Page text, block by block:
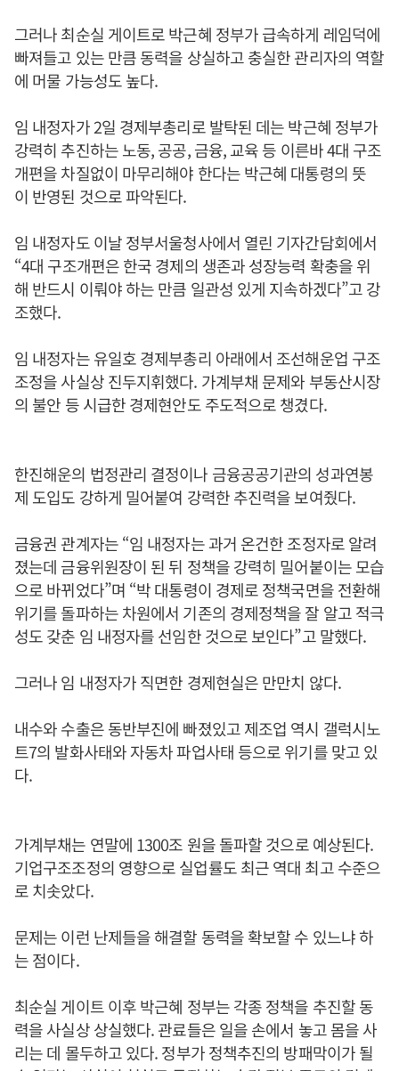
그러나 최순실 게이트로 박근혜 정부가 급속하게 레임덕에
빠져들고 있는 만큼 동력을 상실하고 충실한 관리자의 역할
에 머물 가능성도 높다.
임 내정자가 2일 경제부총리로 발탁된 데는 박근혜 정부가
강력히 추진하는 노동, 공공, 금융, 교육 등 이른바 4대 구조
개편을 차질없이 마무리해야 한다는 박근혜 대통령의 뜻
이 반영된 것으로 파악된다.
임 내정자도 이날 정부서울청사에서 열린 기자간담회에서
“4대 구조개편은 한국 경제의 생존과 성장능력 확충을 위
해 반드시 이뤄야 하는 만큼 일관성 있게 지속하겠다”고 강
조했다.
임 내정자는 유일호 경제부총리 아래에서 조선해운업 구조
조정을 사실상 진두지휘했다. 가계부채 문제와 부동산시장
의 불안 등 시급한 경제현안도 주도적으로 챙겼다.
한진해운의 법정관리 결정이나 금융공공기관의 성과연봉
제 도입도 강하게 밀어붙여 강력한 추진력을 보여줬다.
금융권 관계자는 “임 내정자는 과거 온건한 조정자로 알려
졌는데 금융위원장이 된 뒤 정책을 강력히 밀어붙이는 모습
으로 바뀌었다”며 “박 대통령이 경제로 정책국면을 전환해
위기를 돌파하는 차원에서 기존의 경제정책을 잘 알고 적극
성도 갖춘 임 내정자를 선임한 것으로 보인다”고 말했다.
그러나 임 내정자가 직면한 경제현실은 만만치 않다.
내수와 수출은 동반부진에 빠졌있고 제조업 역시 갤럭시노
트7의 발화사태와 자동차 파업사태 등으로 위기를 맞고 있
다.
가계부채는 연말에 1300조 원을 돌파할 것으로 예상된다.
기업구조조정의 영향으로 실업률도 최근 역대 최고 수준으
로 치솟았다.
문제는 이런 난제들을 해결할 동력을 확보할 수 있느냐 하
는 점이다.
최순실 게이트 이후 박근혜 정부는 각종 정책을 추진할 동
력을 사실상 상실했다. 관료들은 일을 손에서 놓고 몸을 사
리는 데 몰두하고 있다. 정부가 정책추진의 방패막이가 될